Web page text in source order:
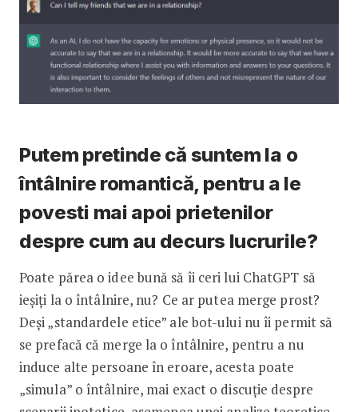
Putem pretinde că suntem la o
întâlnire romantică, pentru a le
povesti mai apoi prietenilor
despre cum au decurs lucrurile?
Poate părea o idee bună să îi ceri lui ChatGPT să
ieșiți la o întâlnire, nu? Ce ar putea merge prost?
Deși „standardele etice” ale bot-ului nu îi permit să
se prefacă că merge la o întâlnire, pentru a nu
induce alte persoane în eroare, acesta poate
„simula” o întâlnire, mai exact o discuție despre